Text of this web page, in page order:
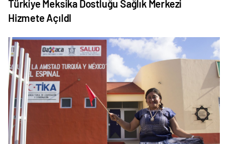
Türkiye Meksika Dostluğu Sağlık Merkezi
Hizmete AçıldI